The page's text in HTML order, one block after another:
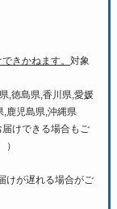
きかねます。 対象
,徳島県,香川県,愛媛
,鹿児島県,沖縄県
届けできる場合もご
けが遅れる場合がご